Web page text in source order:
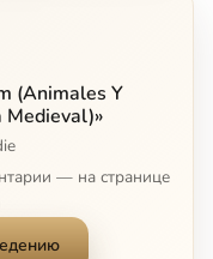
/ Uccel Di Dio
2:23
(Animales Y
Medieval)»
— на странице